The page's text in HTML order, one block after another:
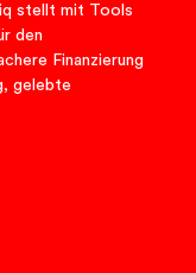
stellt mit Tools
den
Finanzierung
gelebte